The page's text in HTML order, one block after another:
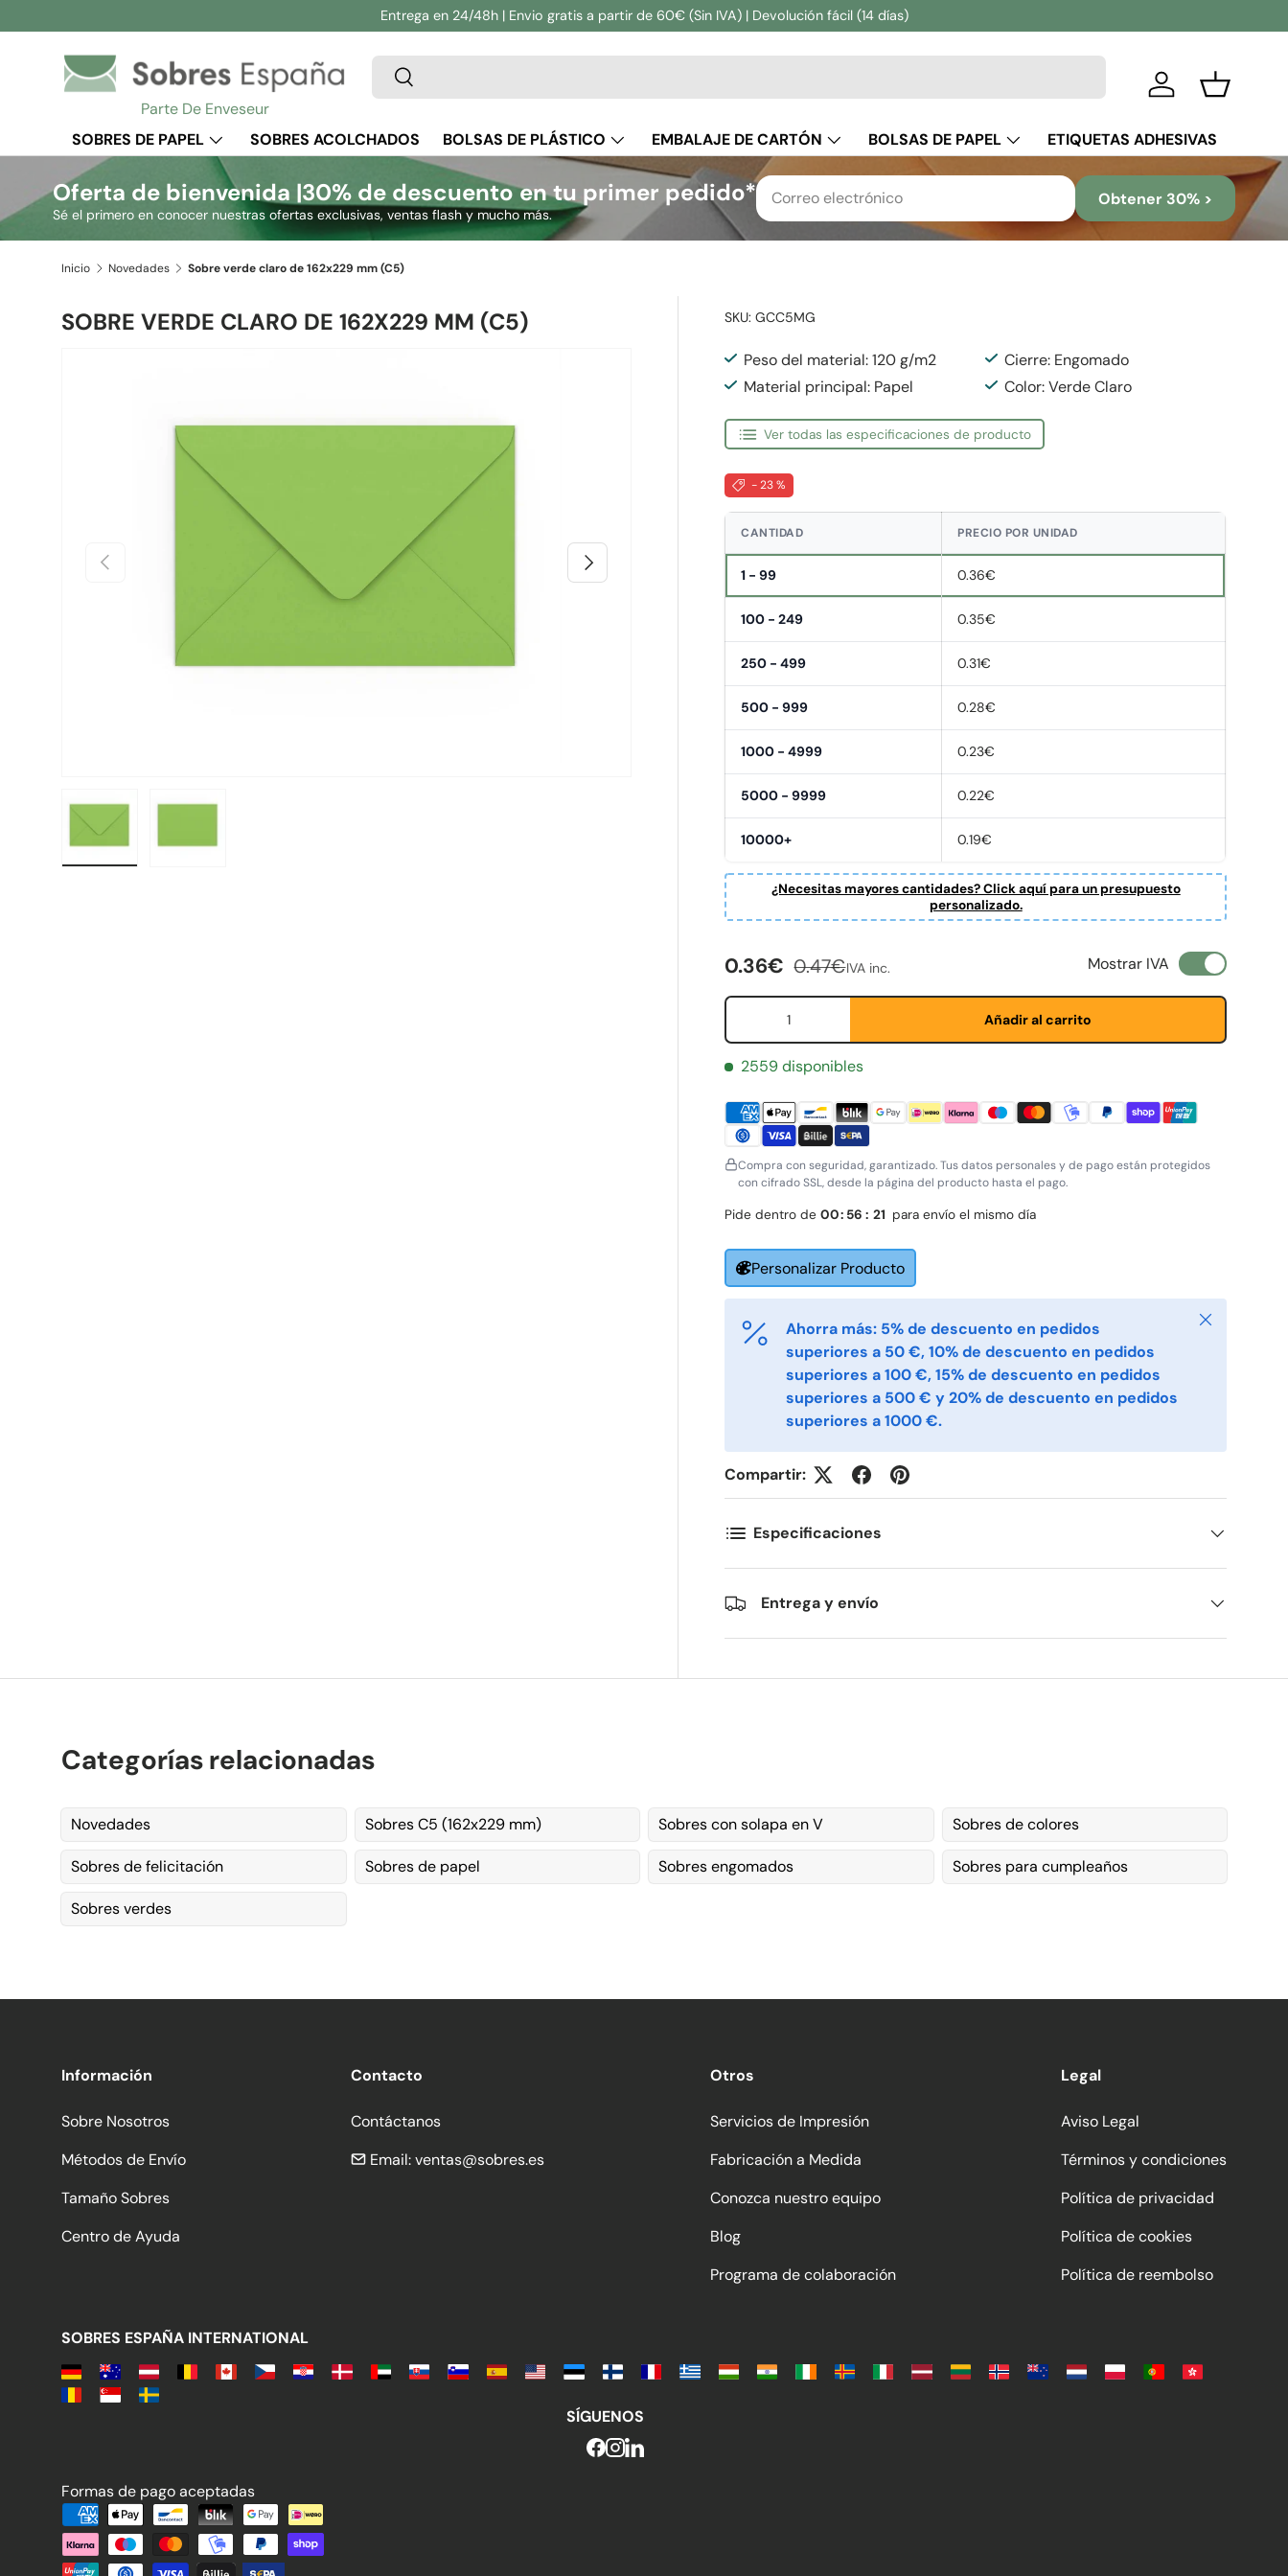
Ir al contenido
Entrega en 24/48h | Envio gratis a partir de 60€ (Sin IVA) | Devolución fácil (14 días)
Parte De Enveseur
Buscar
Buscar
Iniciar sesión
Cesta
SOBRES DE PAPEL SOBRES ACOLCHADOS BOLSAS DE PLÁSTICO EMBALAJE DE CARTÓN BOLSAS DE PAPEL
ETIQUETAS ADHESIVAS
SOBRES ECO
TARJETAS Y PAPELES EMBALAJE PERSONALIZADO
Oferta de bienvenida |30% de descuento en tu primer pedido*
Sé el primero en conocer nuestras ofertas exclusivas, ventas flash y mucho más.
Obtener 30% >
Inicio Novedades Sobre verde claro de 162x229 mm (C5)
SOBRE VERDE CLARO DE 162X229 MM (C5)
Anterior Siguiente
SKU: GCC5MG
Peso del material: 120 g/m2
Cierre: Engomado
Material principal: Papel
Color: Verde Claro
Ver todas las especificaciones de producto
- 23 %
CANTIDAD PRECIO POR UNIDAD
1 - 99 0.36€
100 - 249 0.35€
250 - 499 0.31€
500 - 999 0.28€
1000 - 4999 0.23€
5000 - 9999 0.22€
10000+ 0.19€
¿Necesitas mayores cantidades? Click aquí para un presupuesto
personalizado.
Precio de venta
0.36€ Precio normal
0.47€IVA inc. Mostrar IVA
Cant.
Añadir al carrito
2559 disponibles
Compra con seguridad, garantizado. Tus datos personales y de pago están protegidos
con cifrado SSL, desde la página del producto hasta el pago.
Pide dentro de 00: 56 : 21 para envío el mismo día
Personalizar Producto
Ahorra más: 5% de descuento en pedidos
superiores a 50 €, 10% de descuento en pedidos
superiores a 100 €, 15% de descuento en pedidos
superiores a 500 € y 20% de descuento en pedidos
superiores a 1000 €.
Cerrar
Compartir:
Especificaciones
Entrega y envío
Categorías relacionadas
Novedades Sobres C5 (162x229 mm) Sobres con solapa en V Sobres de colores
Sobres de felicitación Sobres de papel Sobres engomados Sobres para cumpleaños
Sobres verdes
Información
Sobre Nosotros
Métodos de Envío
Tamaño Sobres
Centro de Ayuda
Contacto
Contáctanos
Email:ventas@sobres.es
Otros
Servicios de Impresión
Fabricación a Medida
Conozca nuestro equipo
Blog
Programa de colaboración
Legal
Aviso Legal
Términos y condiciones
Política de privacidad
Política de cookies
Política de reembolso
SOBRES ESPAÑA INTERNATIONAL
SÍGUENOS
Formas de pago aceptadas
Formas de pago aceptadas